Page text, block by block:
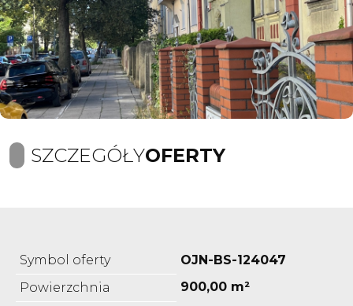
SZCZEGÓŁYOFERTY
Symbol oferty
OJN-BS-124047
Powierzchnia
900,00 m²